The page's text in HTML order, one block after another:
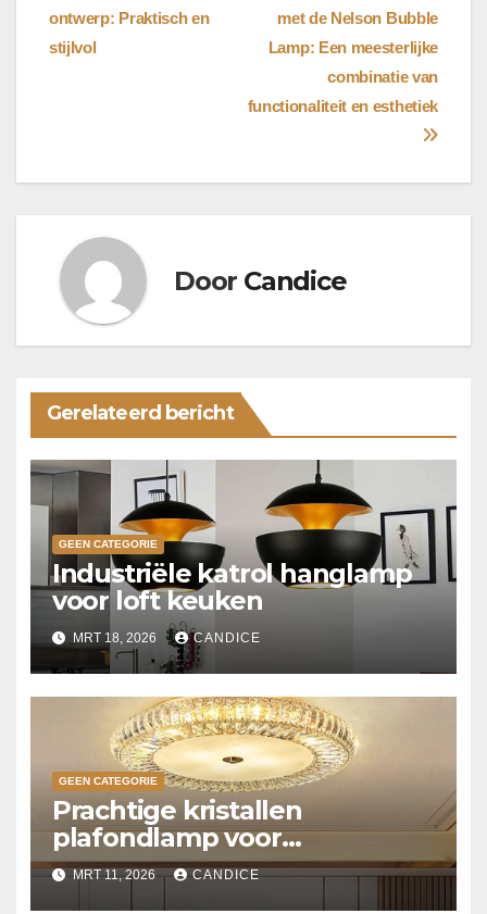
navigatie
met de Nelson Bubble
Lamp: Een meesterlijke
combinatie van
functionaliteit en esthetiek
ontwerp: Praktisch en
stijlvol
Door Candice
Gerelateerd bericht
GEEN CATEGORIE
Industriële katrol hanglamp
voor loft keuken
MRT 18, 2026 CANDICE
GEEN CATEGORIE
Prachtige kristallen
plafondlamp voor
slaapkamer
MRT 11, 2026 CANDICE